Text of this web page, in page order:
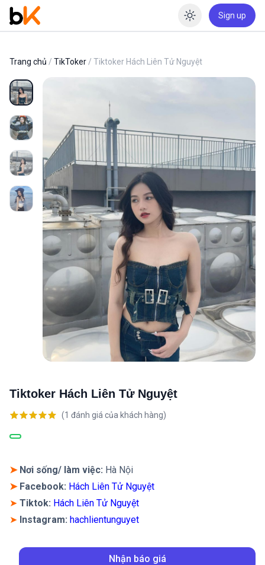
Enable
Sign up
Trang chủ / TikToker / Tiktoker Hách Liên Tử Nguyệt
Tiktoker Hách Liên Tử Nguyệt
dựa trên
(1 đánh giá của khách hàng)
➤ Nơi sống/ làm việc: Hà Nội
➤Facebook: Hách Liên Tử Nguyệt
➤ Tiktok: Hách Liên Tử Nguyệt
➤ Instagram: hachlientunguyet
Nhận báo giá